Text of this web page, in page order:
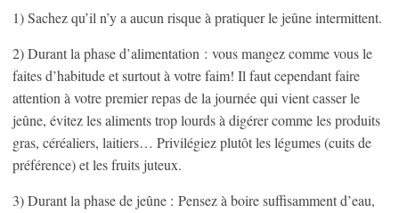
1) Sachez qu’il n’y a aucun risque à pratiquer le jeûne intermittent.
2) Durant la phase d’alimentation : vous mangez comme vous le
faites d’habitude et surtout à votre faim! Il faut cependant faire
attention à votre premier repas de la journée qui vient casser le
jeûne, évitez les aliments trop lourds à digérer comme les produits
gras, céréaliers, laitiers… Privilégiez plutôt les légumes (cuits de
préférence) et les fruits juteux.
3) Durant la phase de jeûne : Pensez à boire suffisamment d’eau,